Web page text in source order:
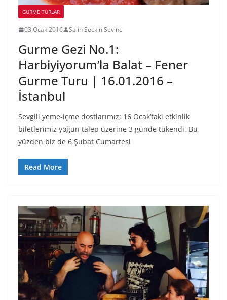
GURME TURLAR
03 Ocak 2016 Salih Seckin Sevinc
Gurme Gezi No.1:
Harbiyiyorum’la Balat – Fener
Gurme Turu | 16.01.2016 –
İstanbul
Sevgili yeme-içme dostlarımız; 16 Ocak’taki etkinlik
biletlerimiz yoğun talep üzerine 3 günde tükendi. Bu
yüzden biz de 6 Şubat Cumartesi
Read More